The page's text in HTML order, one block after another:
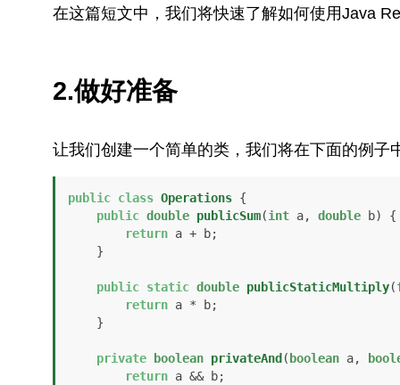
在这篇短文中，我们将快速了解如何使用Java
2.做好准备
让我们创建一个简单的类，我们将在下面的例子
public class Operations {
public double publicSum(int a, double b)
{
return a + b;
public static double publicStaticMultiply(
return a * b;
private boolean privateAnd ( boolean a,
return a && b;